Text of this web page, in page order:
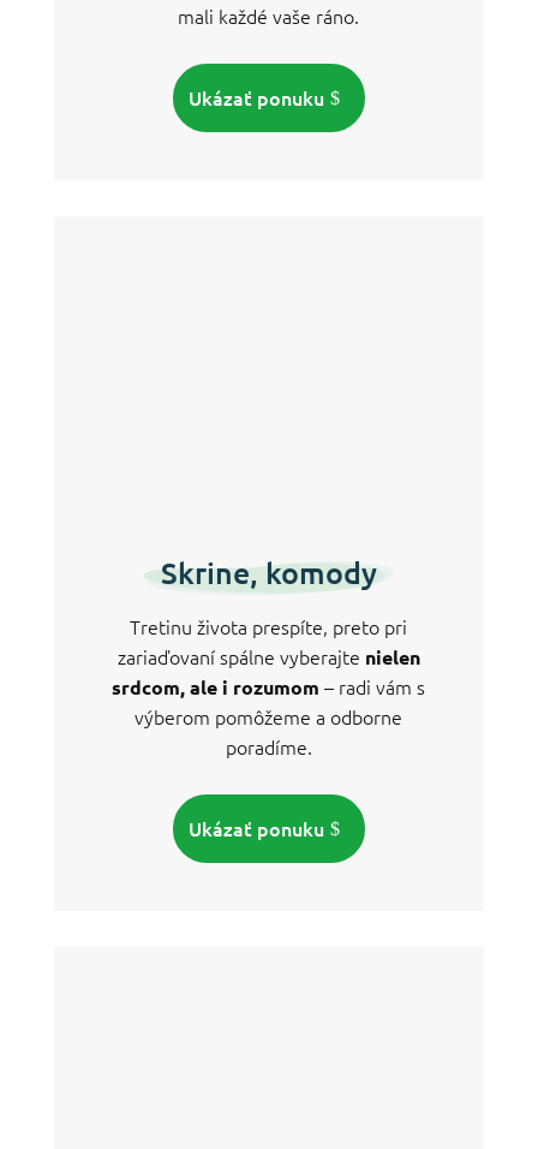
mali každé vaše ráno.
Ukázať ponuku
Skrine, komody
Tretinu života prespíte, preto pri
zariaďovaní spálne vyberajte nielen
srdcom, ale i rozumom – radi vám s
výberom pomôžeme a odborne
poradíme.
Ukázať ponuku